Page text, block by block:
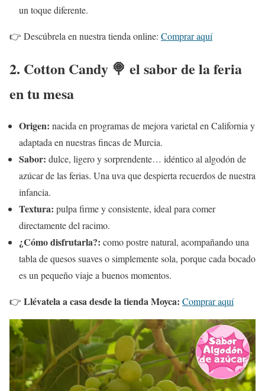
un toque diferente.
👉 Descúbrela en nuestra tienda online: Comprar aquí
2. Cotton Candy 🍭 el sabor de la feria
en tu mesa
Origen: nacida en programas de mejora varietal en California y
adaptada en nuestras fincas de Murcia.
Sabor: dulce, ligero y sorprendente… idéntico al algodón de
azúcar de las ferias. Una uva que despierta recuerdos de nuestra
infancia.
Textura: pulpa firme y consistente, ideal para comer
directamente del racimo.
¿Cómo disfrutarla?: como postre natural, acompañando una
tabla de quesos suaves o simplemente sola, porque cada bocado
es un pequeño viaje a buenos momentos.
👉 Llévatela a casa desde la tienda Moyca: Comprar aquí